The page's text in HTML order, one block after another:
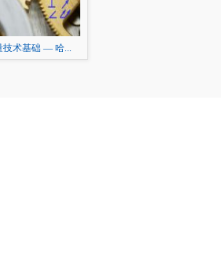
技术基础 — 哈...